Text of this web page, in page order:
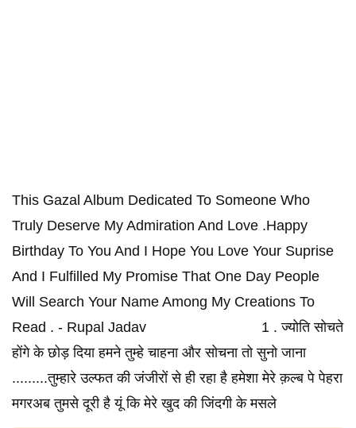
This Gazal Album Dedicated To Someone Who
Truly Deserve My Admiration And Love .Happy
Birthday To You And I Hope You Love Your Suprise
And I Fulfilled My Promise That One Day People
Will Search Your Name Among My Creations To
Read . - Rupal Jadav 1 . ज्योति सोचते
होंगे के छोड़ दिया हमने तुम्हे चाहना और सोचना तो सुनो जाना
.........तुम्हारे उल्फत की जंजीरों से ही रहा है हमेशा मेरे क़ल्ब पे पेहरा
मगरअब तुमसे दूरी है यूं कि मेरे खुद की जिंदगी के मसले